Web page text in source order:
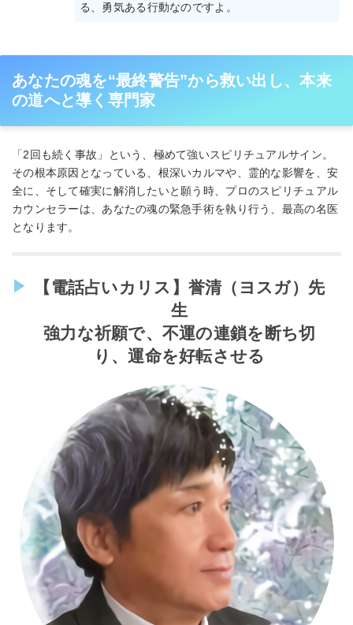
る、勇気ある行動なのですよ。
あなたの魂を“最終警告”から救い出し、本来
の道へと導く専門家
「2回も続く事故」という、極めて強いスピリチュアルサイン。
その根本原因となっている、根深いカルマや、霊的な影響を、安
全に、そして確実に解消したいと願う時、プロのスピリチュアル
カウンセラーは、あなたの魂の緊急手術を執り行う、最高の名医
となります。
【電話占いカリス】誉清（ヨスガ）先
生
強力な祈願で、不運の連鎖を断ち切
り、運命を好転させる